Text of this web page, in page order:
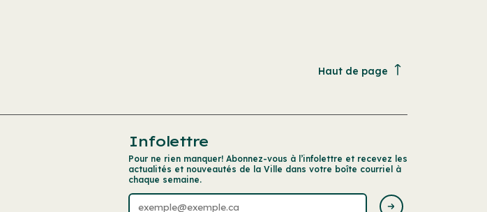
Haut de page
Infolettre
Pour ne rien manquer! Abonnez-vous à l’infolettre et recevez les
actualités et nouveautés de la Ville dans votre boîte courriel à
chaque semaine.